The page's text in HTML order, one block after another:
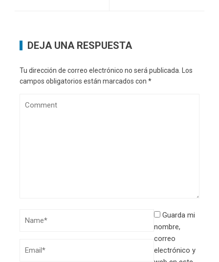
DEJA UNA RESPUESTA
Tu dirección de correo electrónico no será publicada. Los
campos obligatorios están marcados con *
Guarda mi
nombre,
correo
electrónico y